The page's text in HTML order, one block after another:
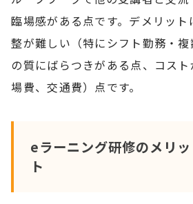
臨場感がある点です。デメリッ
整が難しい（特にシフト勤務・
の質にばらつきがある点、コス
場費、交通費）点です。
eラーニング研修のメリ
ト